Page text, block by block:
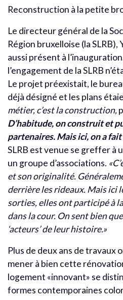
Reconstruction à la petite
Le directeur général de la
Région bruxelloise (la SLRB),
aussi présent à
l’engagement de la SLRB
Le projet préexistait, le
déjà désigné et les plans
métier, c’est la construction,
D’habitude, on construit et
partenaires. Mais ici, on a
SLRB est venue se greffer à
un groupe d’associations.
et son originalité.
derrière les rideaux. Mais ici
sorties, elles ont participé à
dans la cour. On sent bien
‘acteurs’ de leur histoire.»
Plus de deux ans de travaux
mener à bien cette
logement «innovant» se
formes contemporaines